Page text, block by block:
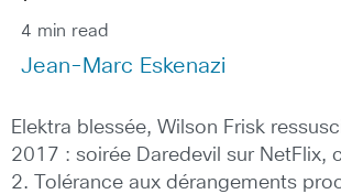
4 min read
Jean-Marc Eskenazi
Elektra blessée, Wilson Frisk
2017 : soirée Daredevil sur NetFlix,
2. Tolérance aux dérangements